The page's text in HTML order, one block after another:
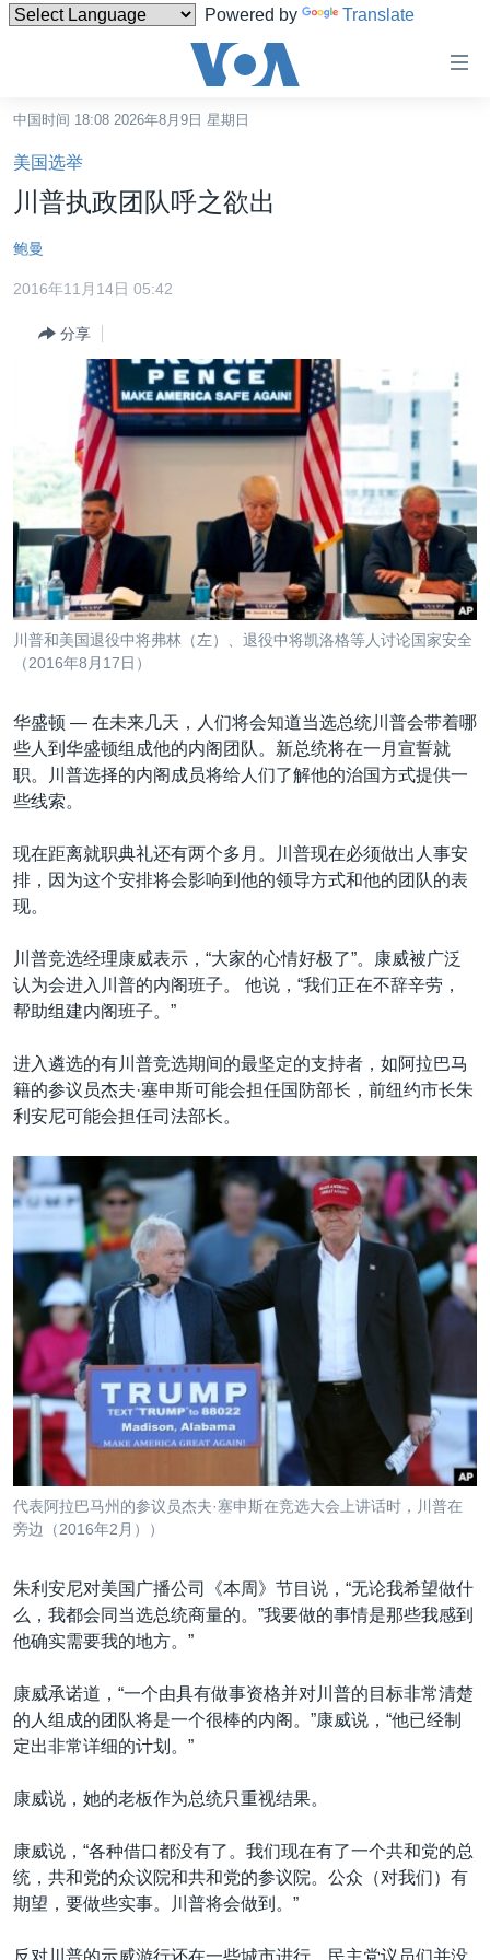
Powered by Translate
碍
链
接
跳
转
内
到
索
中国
台湾
港澳
国际
最新国际新闻
欧洲
非洲
美洲
全球议题
分类新闻
经济·金融·贸易
人权·法律·宗教
科教·文娱·体健
军事
劳工
环境
美中关系
热点专题
白宫要闻
国会报道
美中关系
美国建国250周年
埃博拉疫情
重要讲话与声明
台海两岸关系
南中国海争端
关注西藏
关注新疆
VOA视频
VOA今日焦点
中文广播
关注我们
其他语言网站
中国时间 18:08 2026年8月9日 星期日
美国选举
川普执政团队呼之欲出
鲍曼
2016年11月14日 05:42
分享
川普和美国退役中将弗林（左）、退役中将凯洛格等人讨论国家安全
（2016年8月17日）
华盛顿 — 在未来几天，人们将会知道当选总统川普会带着哪
些人到华盛顿组成他的内阁团队。新总统将在一月宣誓就
职。川普选择的内阁成员将给人们了解他的治国方式提供一
些线索。
现在距离就职典礼还有两个多月。川普现在必须做出人事安
排，因为这个安排将会影响到他的领导方式和他的团队的表
现。
川普竞选经理康威表示，“大家的心情好极了”。康威被广泛
认为会进入川普的内阁班子。 他说，“我们正在不辞辛劳，
帮助组建内阁班子。”
进入遴选的有川普竞选期间的最坚定的支持者，如阿拉巴马
籍的参议员杰夫·塞申斯可能会担任国防部长，前纽约市长朱
利安尼可能会担任司法部长。
代表阿拉巴马州的参议员杰夫·塞申斯在竞选大会上讲话时，川普在
旁边（2016年2月））
朱利安尼对美国广播公司《本周》节目说，“无论我希望做什
么，我都会同当选总统商量的。”我要做的事情是那些我感到
他确实需要我的地方。”
康威承诺道，“一个由具有做事资格并对川普的目标非常清楚
的人组成的团队将是一个很棒的内阁。”康威说，“他已经制
定出非常详细的计划。”
康威说，她的老板作为总统只重视结果。
康威说，“各种借口都没有了。我们现在有了一个共和党的总
统，共和党的众议院和共和党的参议院。公众（对我们）有
期望，要做些实事。川普将会做到。”
反对川普的示威游行还在一些城市进行，民主党议员们并没